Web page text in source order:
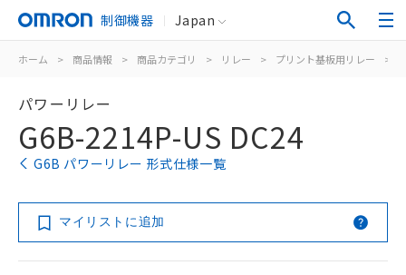
制御機器 Japan
ホーム > 商品情報 > 商品カテゴリ > リレー > プリント基板用リレー >
パワーリレー
G6B-2214P-US DC24
G6B パワーリレー 形式仕様一覧
マイリストに追加